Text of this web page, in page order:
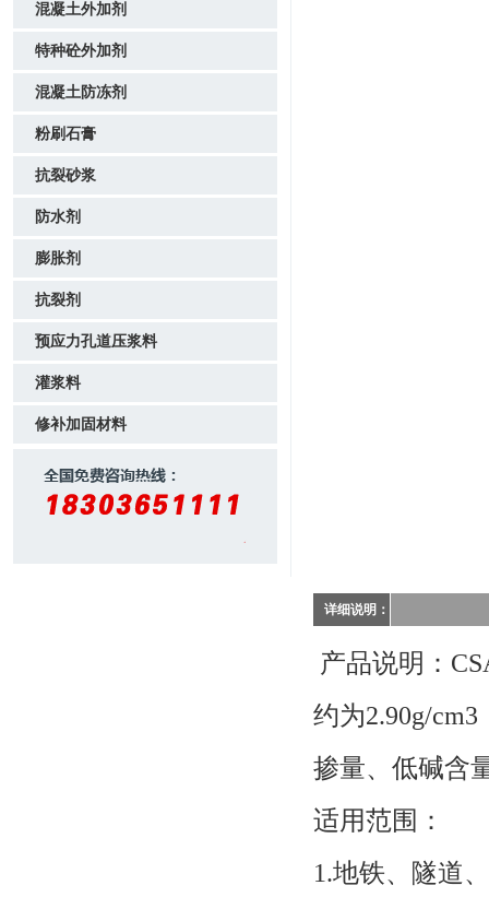
混凝土外加剂
特种砼外加剂
混凝土防冻剂
粉刷石膏
抗裂砂浆
防水剂
膨胀剂
抗裂剂
预应力孔道压浆料
灌浆料
修补加固材料
详细说明：
产品说明：
约为2.90g/
掺量、低碱含
适用范围：
1.地铁、隧道